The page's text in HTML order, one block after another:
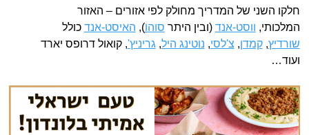
חלקו השני של המדריך מחולק לפי אזורים – האזור
המלכותי, ווסט-אנד (ובין היתר סוהו), האיסט-אנד כולל
שורדיץ,קמדן, צ'לסי, נוטינג היל, גריניץ', קואול דרופס יארד
ועוד…